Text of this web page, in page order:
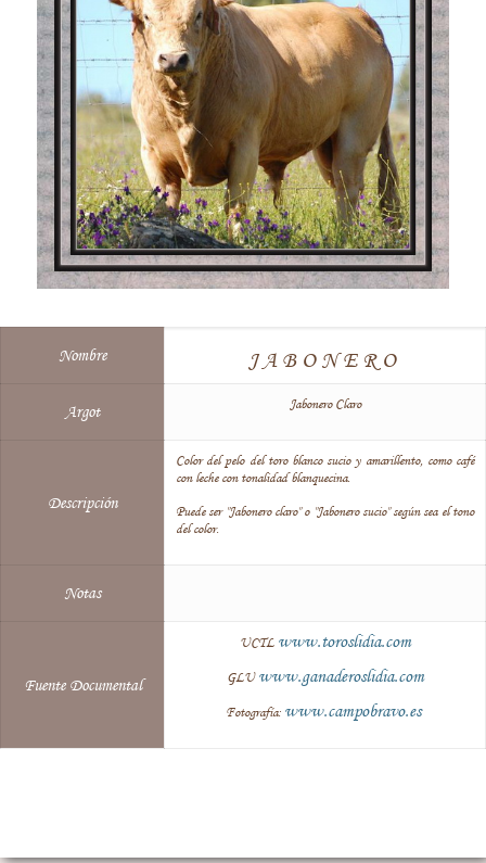
Nombre JABONERO
Argot Jabonero Claro
Descripción
Color del pelo del toro blanco sucio y amarillento, como café
con leche con tonalidad blanquecina.
Puede ser "Jabonero claro" o "Jabonero sucio" según sea el tono
del color.
Notas
Fuente Documental
UCTL www.toroslidia.com
GLU www.ganaderoslidia.com
Fotografía: www.campobravo.es